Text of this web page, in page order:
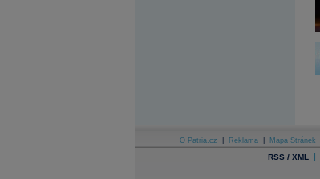
DATA EXPORT
Databanka - Akcie
O Patria.cz Reklama Mapa Stránek
RSS / XML |